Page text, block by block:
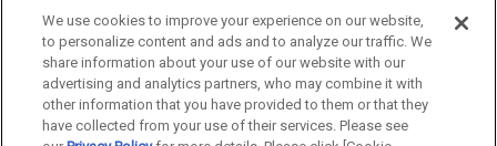
ソフィの生理管理アプリ
ソフィBe
閉じる
Japan
We use cookies to improve your experience on our website,
to personalize content and ads and to analyze our traffic. We
share information about your use of our website with our
advertising and analytics partners, who may combine it with
other information that you have provided to them or that they
have collected from your use of their services. Please see